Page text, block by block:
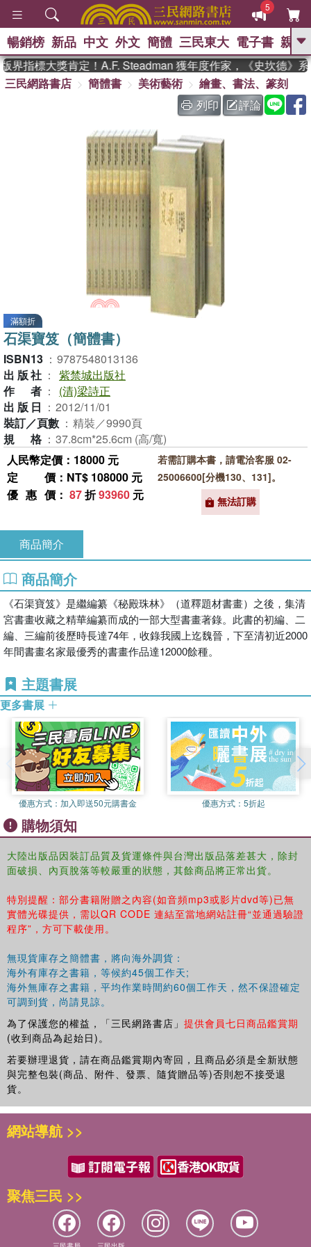
5
GO
熱搜： 東野圭吾 、 The Odyssey 、
、 如果歷史是一群喵 、 暑期
國際布克獎 臺灣漫遊錄 、 方
念華 、
孩：黎曼猜想 、 偉大的迷走神經
暢銷榜 新品 中文 外文 簡體 三民東大 電子書 親子
指標大獎肯定！A.F. Steadman 獲年度作家，《史坎德》系
三民網路書店
簡體書 美術藝術
繪畫、書法、篆刻
列印
評論
滿額折
石渠寶笈（簡體書）
ISBN13 ： 9787548013136
出版社 ： 紫禁城出版社
作者 ：
(清)梁詩正
出版日 ： 2012/11/01
裝訂／頁數 ： 精裝／9990頁
規格 ： 37.8cm*25.6cm (高/寬)
人民幣定價：18000 元
定價 ：NT$ 108000 元
優惠價 ： 87折93960 元
若需訂購本書，請電洽客服 02-
25006600[分機130、131]。
無法訂購
商品簡介
商品簡介
《石渠寶笈》是繼編纂《秘殿珠林》（道釋題材書畫）之後，集清
宮書畫收藏之精華編纂而成的一部大型書畫著錄。此書的初編、二
編、三編前後歷時長達74年，收錄我國上迄魏晉，下至清初近2000
年間書畫名家最優秀的書畫作品達12000餘種。
主題書展
更多書展
優惠方式： 加入即送50元購書金 優惠方式： 5折起
購物須知
大陸出版品因裝訂品質及貨運條件與台灣出版品落差甚大，除封
面破損、內頁脫落等較嚴重的狀態，其餘商品將正常出貨。
特別提醒：部分書籍附贈之內容(如音頻mp3或影片dvd等)已無
實體光碟提供，需以QR CODE 連結至當地網站註冊“並通過驗證
程序”，方可下載使用。
無現貨庫存之簡體書，將向海外調貨：
海外有庫存之書籍，等候約45個工作天;
海外無庫存之書籍，平均作業時間約60個工作天，然不保證確定
可調到貨，尚請見諒。
為了保護您的權益，「三民網路書店」 提供會員七日商品鑑賞期
(收到商品為起始日)。
若要辦理退貨，請在商品鑑賞期內寄回，且商品必須是全新狀態
與完整包裝(商品、附件、發票、隨貨贈品等)否則恕不接受退
貨。
網站導航 >>
聚焦三民 >>